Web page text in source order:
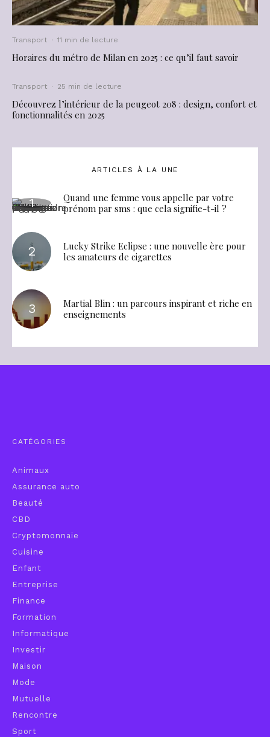
Transport · 11 min de lecture
Horaires du métro de Milan en 2025 : ce qu’il faut savoir
Transport · 25 min de lecture
Découvrez l’intérieur de la peugeot 208 : design, confort et
fonctionnalités en 2025
ARTICLES À LA UNE
Quand une femme vous appelle par votre
prénom par sms : que cela signifie-t-il ?
Lucky Strike Eclipse : une nouvelle ère pour
les amateurs de cigarettes
Martial Blin : un parcours inspirant et riche en
enseignements
CATÉGORIES
Animaux
Assurance auto
Beauté
CBD
Cryptomonnaie
Cuisine
Enfant
Entreprise
Finance
Formation
Informatique
Investir
Maison
Mode
Mutuelle
Rencontre
Sport